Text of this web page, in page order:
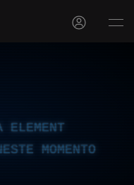
ELEMENT
MOMENTO